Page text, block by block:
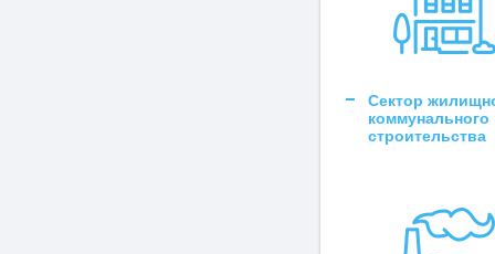
Сектор
коммунального
строительства